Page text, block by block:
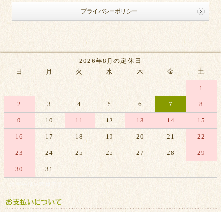
プライバシーポリシー
2026年8月の定休日
日
月 火 水 木 金 土
1
2 3 4 5 6 7 8
9 10 11 12 13 14 15
16 17 18 19 20 21 22
23 24 25 26 27 28 29
30 31
※赤字は休業日です